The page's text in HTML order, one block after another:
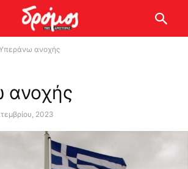
ανοχής
ανοχής
2023